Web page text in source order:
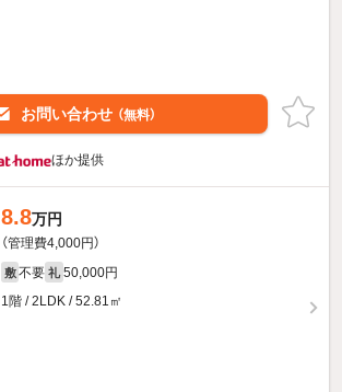
お問い合わせ （無料）
ほか提供
8.8万円
（管理費4,000円）
敷 不要 礼 50,000円
1階 / 2LDK / 52.81㎡